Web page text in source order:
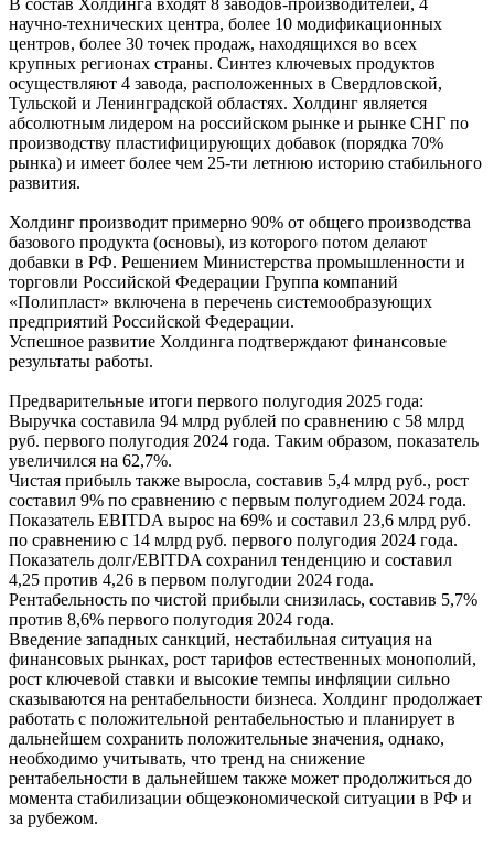
научно-технических центра, более 10 модификационных
центров, более 30 точек продаж, находящихся во всех
крупных регионах страны. Синтез ключевых продуктов
осуществляют 4 завода, расположенных в Свердловской,
Тульской и Ленинградской областях. Холдинг является
абсолютным лидером на российском рынке и рынке СНГ по
производству пластифицирующих добавок (порядка 70%
рынка) и имеет более чем 25-ти летнюю историю стабильного
развития.
Холдинг производит примерно 90% от общего производства
базового продукта (основы), из которого потом делают
добавки в РФ. Решением Министерства промышленности и
торговли Российской Федерации Группа компаний
«Полипласт» включена в перечень системообразующих
предприятий Российской Федерации.
Успешное развитие Холдинга подтверждают финансовые
результаты работы.
Предварительные итоги первого полугодия 2025 года:
Выручка составила 94 млрд рублей по сравнению с 58 млрд
руб. первого полугодия 2024 года. Таким образом, показатель
увеличился на 62,7%.
Чистая прибыль также выросла, составив 5,4 млрд руб., рост
составил 9% по сравнению с первым полугодием 2024 года.
Показатель EBITDA вырос на 69% и составил 23,6 млрд руб.
по сравнению с 14 млрд руб. первого полугодия 2024 года.
Показатель долг/EBITDA сохранил тенденцию и составил
4,25 против 4,26 в первом полугодии 2024 года.
Рентабельность по чистой прибыли снизилась, составив 5,7%
против 8,6% первого полугодия 2024 года.
Введение западных санкций, нестабильная ситуация на
финансовых рынках, рост тарифов естественных монополий,
рост ключевой ставки и высокие темпы инфляции сильно
сказываются на рентабельности бизнеса. Холдинг продолжает
работать с положительной рентабельностью и планирует в
дальнейшем сохранить положительные значения, однако,
необходимо учитывать, что тренд на снижение
рентабельности в дальнейшем также может продолжиться до
момента стабилизации общеэкономической ситуации в РФ и
за рубежом.